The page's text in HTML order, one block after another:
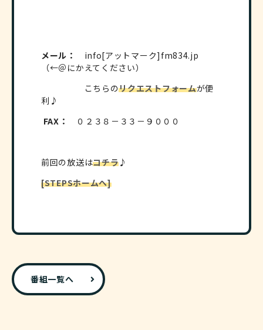
メール：
info[アットマーク]fm834.jp
（←＠にかえてください）
こちらのリクエストフォームが便
利♪
FAX：
０２３８－３３－９０００
前回の放送はコチラ ♪
[STEPSホームへ]
番組一覧へ